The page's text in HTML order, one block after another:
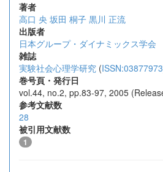
著者
高口 央 坂田 桐子 黒川 正流
出版者
日本グループ・ダイナミックス学会
雑誌
実験社会心理学研究 (ISSN:03877973
巻号頁・発行日
vol.44, no.2, pp.83-97, 2005
参考文献数
28
被引用文献数
1